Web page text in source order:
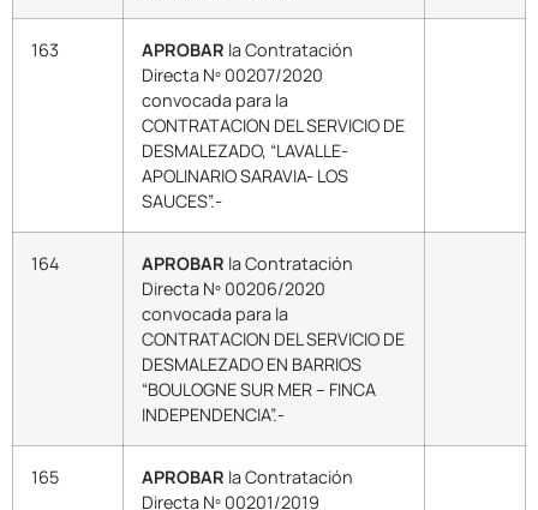
163 APROBAR la Contratación
Directa Nº 00207/2020
convocada para la
CONTRATACION DEL SERVICIO DE
DESMALEZADO, “LAVALLE-
APOLINARIO SARAVIA- LOS
SAUCES”.-
164 APROBAR la Contratación
Directa Nº 00206/2020
convocada para la
CONTRATACION DEL SERVICIO DE
DESMALEZADO EN BARRIOS
“BOULOGNE SUR MER – FINCA
INDEPENDENCIA”.-
165 APROBAR la Contratación
Directa Nº 00201/2019